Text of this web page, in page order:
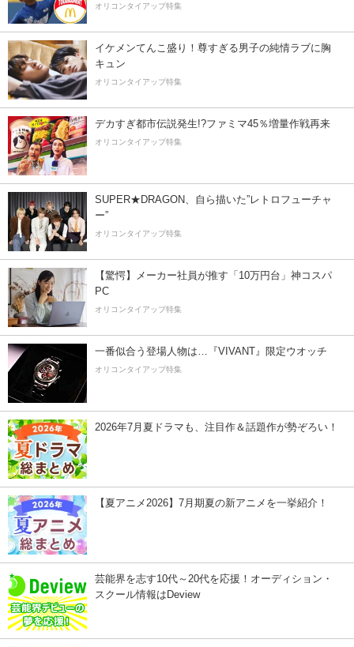
オリコンタイアップ特集
イケメンてんこ盛り！尊すぎる男子の純情ラブに胸
キュン
オリコンタイアップ特集
デカすぎ都市伝説発生!?ファミマ45％増量作戦再来
オリコンタイアップ特集
SUPER★DRAGON、自ら描いた”レトロフューチャ
ー”
オリコンタイアップ特集
【驚愕】メーカー社員が推す「10万円台」神コスパ
PC
オリコンタイアップ特集
一番似合う登場人物は…『VIVANT』限定ウオッチ
オリコンタイアップ特集
2026年7月夏ドラマも、注目作＆話題作が勢ぞろい！
【夏アニメ2026】7月期夏の新アニメを一挙紹介！
芸能界を志す10代～20代を応援！オーディション・
スクール情報はDeview